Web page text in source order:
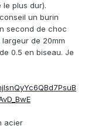
plus dur).
un burin
second de choc
de 20mm
0.5 en biseau. Je
acier